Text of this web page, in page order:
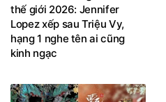
thế giới 2026: Jennifer
Lopez xếp sau Triệu Vy,
hạng 1 nghe tên ai cũng
kinh ngạc